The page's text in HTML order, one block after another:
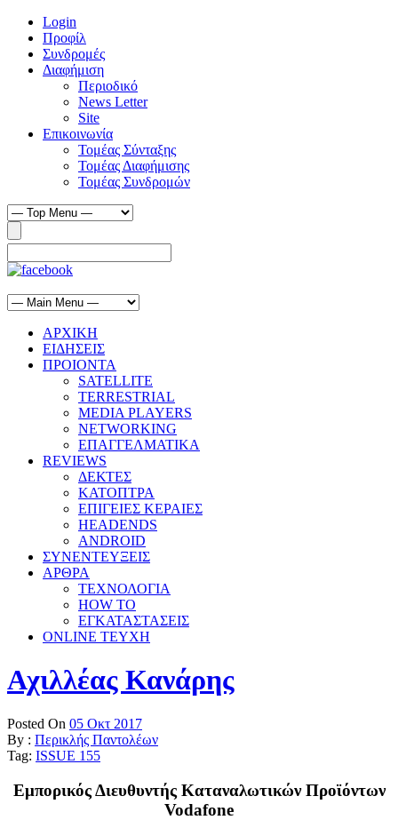
Login
Προφίλ
Συνδρομές
Διαφήμιση
Περιοδικό
News Letter
Site
Επικοινωνία
Τομέας Σύνταξης
Τομέας Διαφήμισης
Τομέας Συνδρομών
ΑΡΧΙΚΗ
ΕΙΔΗΣΕΙΣ
ΠΡΟΙΟΝΤΑ
SATELLITE
TERRESTRIAL
MEDIA PLAYERS
NETWORKING
ΕΠΑΓΓΕΛΜΑΤΙΚΑ
REVIEWS
ΔΕΚΤΕΣ
ΚΑΤΟΠΤΡΑ
ΕΠΙΓΕΙΕΣ ΚΕΡΑΙΕΣ
HEADENDS
ANDROID
ΣΥΝΕΝΤΕΥΞΕΙΣ
ΑΡΘΡΑ
ΤΕΧΝΟΛΟΓΙΑ
HOW TO
ΕΓΚΑΤΑΣΤΑΣΕΙΣ
ONLINE TEYXH
Αχιλλέας Κανάρης
Posted On 05 Οκτ 2017
By : Περικλής Παντολέων
Tag: ISSUE 155
Εμπορικός Διευθυντής Καταναλωτικών Προϊόντων
Vodafone